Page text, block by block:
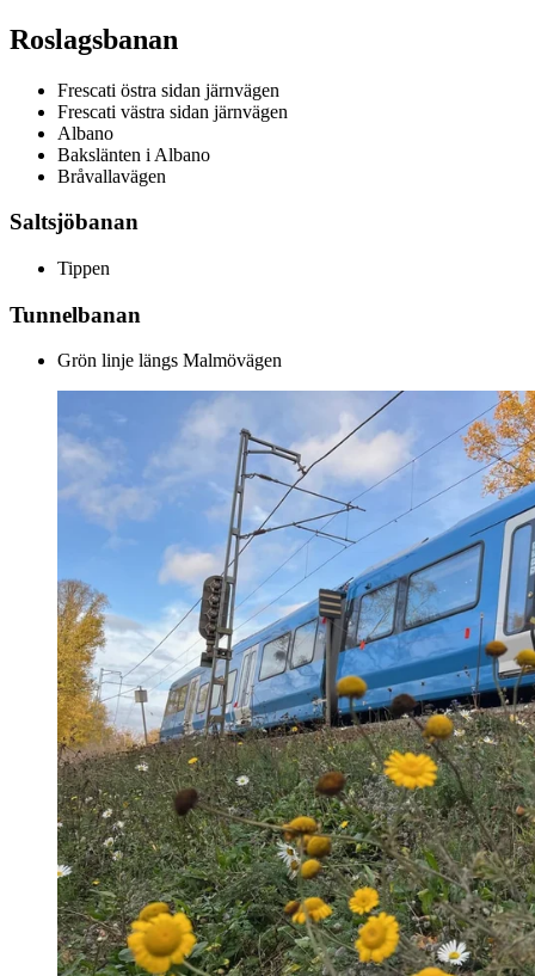
Roslagsbanan
Frescati östra sidan järnvägen
Frescati västra sidan järnvägen
Albano
Bakslänten i Albano
Bråvallavägen
Saltsjöbanan
Tippen
Tunnelbanan
Grön linje längs Malmövägen